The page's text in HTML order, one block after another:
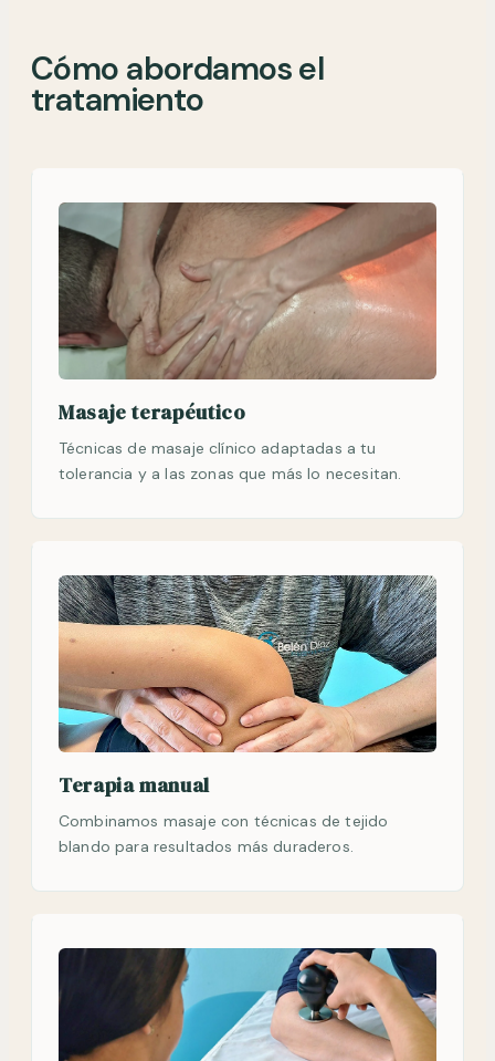
Cómo abordamos el
tratamiento
Masaje terapéutico
Técnicas de masaje clínico adaptadas a tu
tolerancia y a las zonas que más lo necesitan.
Terapia manual
Combinamos masaje con técnicas de tejido
blando para resultados más duraderos.